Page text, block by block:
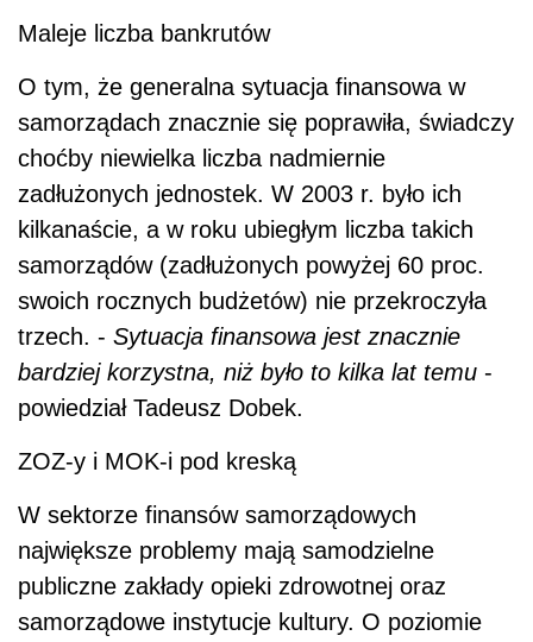
Maleje liczba bankrutów
O tym, że generalna sytuacja finansowa w
samorządach znacznie się poprawiła, świadczy
choćby niewielka liczba nadmiernie
zadłużonych jednostek. W 2003 r. było ich
kilkanaście, a w roku ubiegłym liczba takich
samorządów (zadłużonych powyżej 60 proc.
swoich rocznych budżetów) nie przekroczyła
trzech. - Sytuacja finansowa jest znacznie
bardziej korzystna, niż było to kilka lat temu -
powiedział Tadeusz Dobek.
ZOZ-y i MOK-i pod kreską
W sektorze finansów samorządowych
największe problemy mają samodzielne
publiczne zakłady opieki zdrowotnej oraz
samorządowe instytucje kultury. O poziomie